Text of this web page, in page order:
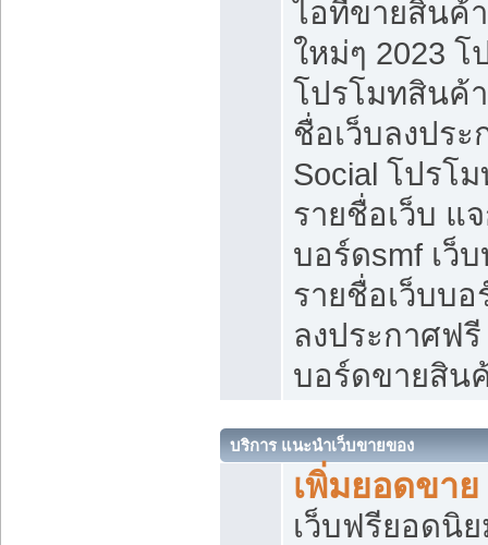
ไอทีขายสินค้
ใหม่ๆ 2023
โปรโมทสินค้
ชื่อเว็บลงปร
Social โปรโ
รายชื่อเว็บ แ
บอร์ดsmf เว็
รายชื่อเว็บบ
ลงประกาศฟรี
บอร์ดขายสิน
บริการ แนะนำเว็บขายของ
เพิ่มยอดขา
เว็บฟรียอดนิ